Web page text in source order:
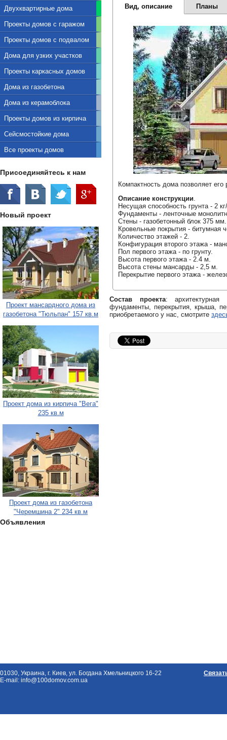
Двухквартирные дома
Проекты домов с гаражом
Проекты домов с подвалом
Дома для узких участков
Проекты каркасных домов
Дома из газобетона
Дома из керамоблока
Проекты домов из кирпича
Сейсмостойкие дома
Все проекты домов
Присоединяйтесь к нам
Новый проект
Проект мансардного дома из
газобетона "Тюльпан" 157 кв.м
Проект дома из кирпича "Вега"
235 кв.м
Проект дома из газобетона
"Черемшина 2" 234 кв.м
Объявления
Вид, описание Планы
Компактность дома позволяет
Описание конструкции.
Несущая способность грунта - 2
Фундаменты - ленточные
Стены - газобетонный блок 375 мм.
Кровельные покрытия - битумная
Количество этажей - 2.
Конфигурация второго этажа -
Пол первого этажа - по грунту.
Высота первого этажа - 2.4 м.
Высота стены мансарды - 2,5 м.
Перекрытие первого этажа -
Состав проекта:
фундаменты, перекрытия, крыша,
приобретаемого у нас, смотрите
01030, Украина, г. Киев, ул. Богдана Хмельницкого 16-22
E-mail: info@100domov.com.ua